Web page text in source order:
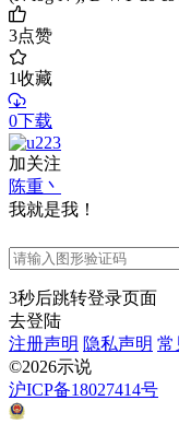
3点赞
1收藏
0下载
加关注
陈重丶
我就是我！
3秒后跳转登录页面
去登陆
注册声明 隐私声明 常
©2026示说
沪ICP备18027414号